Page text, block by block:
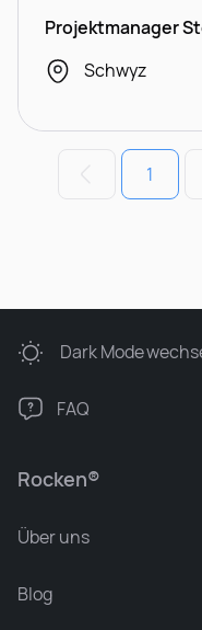
Projektmanager
Schwyz
1
Rocken®
Über uns
Blog
Dark Mode
FAQ